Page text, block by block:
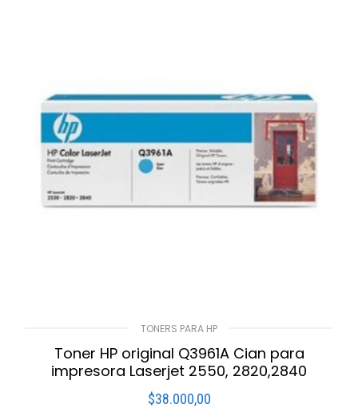
TONERS PARA HP
Toner HP original Q3961A Cian para
impresora Laserjet 2550, 2820,2840
$38.000,00